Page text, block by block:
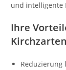
und intelligente
Ihre
Kirchzarten
Reduzierung